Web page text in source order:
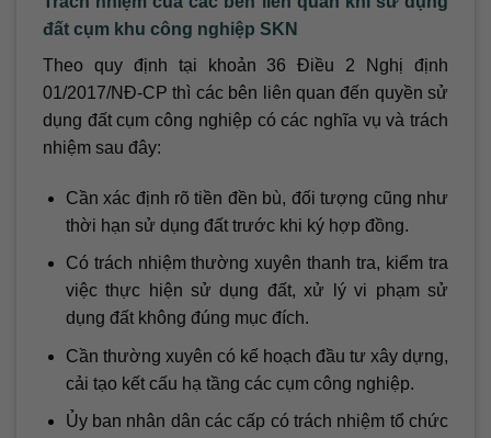
đất cụm khu công nghiệp SKN
Theo quy định tại khoản 36 Điều 2 Nghị định
01/2017/NĐ-CP thì các bên liên quan đến quyền sử
dụng đất cụm công nghiệp có các nghĩa vụ và trách
nhiệm sau đây:
Cần xác định rõ tiền đền bù, đối tượng cũng như
thời hạn sử dụng đất trước khi ký hợp đồng.
Có trách nhiệm thường xuyên thanh tra, kiểm tra
việc thực hiện sử dụng đất, xử lý vi phạm sử
dụng đất không đúng mục đích.
Cần thường xuyên có kế hoạch đầu tư xây dựng,
cải tạo kết cấu hạ tầng các cụm công nghiệp.
Ủy ban nhân dân các cấp có trách nhiệm tổ chức